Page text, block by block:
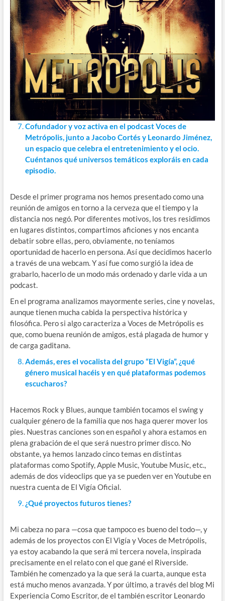
Cofundador y voz activa en el podcast Voces de
Metrópolis, junto a Jacobo Cortés y Leonardo Jiménez,
un espacio que celebra el entretenimiento y el ocio.
Cuéntanos qué universos temáticos exploráis en cada
episodio.
Desde el primer programa nos hemos presentado como una
reunión de amigos en torno a la cerveza que el tiempo y la
distancia nos negó. Por diferentes motivos, los tres residimos
en lugares distintos, compartimos aficiones y nos encanta
debatir sobre ellas, pero, obviamente, no teníamos
oportunidad de hacerlo en persona. Así que decidimos hacerlo
a través de una webcam. Y así fue como surgió la idea de
grabarlo, hacerlo de un modo más ordenado y darle vida a un
podcast.
En el programa analizamos mayormente series, cine y novelas,
aunque tienen mucha cabida la perspectiva histórica y
filosófica. Pero si algo caracteriza a Voces de Metrópolis es
que, como buena reunión de amigos, está plagada de humor y
de carga gaditana.
Además, eres el vocalista del grupo “El Vigía”, ¿qué
género musical hacéis y en qué plataformas podemos
escucharos?
Hacemos Rock y Blues, aunque también tocamos el swing y
cualquier género de la familia que nos haga querer mover los
pies. Nuestras canciones son en español y ahora estamos en
plena grabación de el que será nuestro primer disco. No
obstante, ya hemos lanzado cinco temas en distintas
plataformas como Spotify, Apple Music, Youtube Music, etc.,
además de dos videoclips que ya se pueden ver en Youtube en
nuestra cuenta de El Vigía Oficial.
¿Qué proyectos futuros tienes?
Mi cabeza no para —cosa que tampoco es bueno del todo—, y
además de los proyectos con El Vigía y Voces de Metrópolis,
ya estoy acabando la que será mi tercera novela, inspirada
precisamente en el relato con el que gané el Riverside.
También he comenzado ya la que será la cuarta, aunque esta
está mucho menos avanzada. Y por último, a través del blog Mi
Experiencia Como Escritor, de el también escritor Leonardo